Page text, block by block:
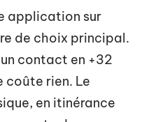
application sur
de choix principal.
contact en +32
coûte rien. Le
en itinérance